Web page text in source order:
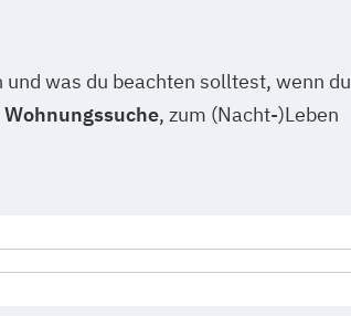
was du beachten solltest, wenn du
, zum (Nacht-)Leben